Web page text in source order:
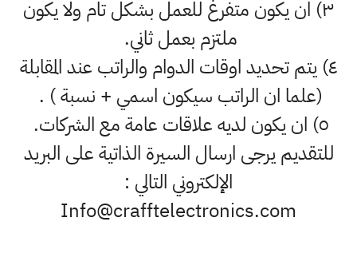
٣) ان يكون متفرغ للعمل بشكل تام ولا يكون
ملتزم بعمل ثاني.
٤) يتم تحديد اوقات الدوام والراتب عند المقابلة
(علما ان الراتب سيكون اسمي + نسبة ) .
٥) ان يكون لديه علاقات عامة مع الشركات.
للتقديم يرجى ارسال السيرة الذاتية على البريد
الإلكتروني التالي :
Info@crafftelectronics.com